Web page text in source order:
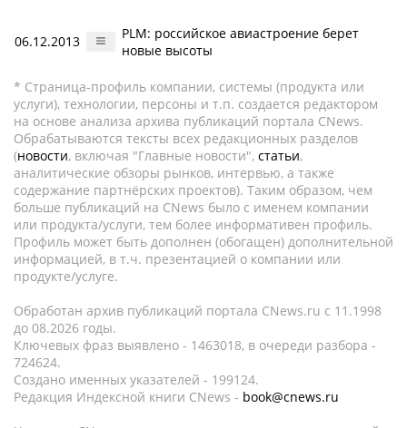
06.12.2013
PLM: российское авиастроение берет
новые высоты
* Страница-профиль компании, системы (продукта или
услуги), технологии, персоны и т.п. создается редактором
на основе анализа архива публикаций портала CNews.
Обрабатываются тексты всех редакционных разделов
(новости, включая "Главные новости", статьи,
аналитические обзоры рынков, интервью, а также
содержание партнёрских проектов). Таким образом, чем
больше публикаций на CNews было с именем компании
или продукта/услуги, тем более информативен профиль.
Профиль может быть дополнен (обогащен) дополнительной
информацией, в т.ч. презентацией о компании или
продукте/услуге.
Обработан архив публикаций портала CNews.ru c 11.1998
до 08.2026 годы.
Ключевых фраз выявлено - 1463018, в очереди разбора -
724624.
Создано именных указателей - 199124.
Редакция Индексной книги CNews - book@cnews.ru